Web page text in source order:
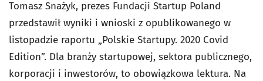
Tomasz Snażyk, prezes Fundacji Startup Poland
przedstawił wyniki i wnioski z opublikowanego w
listopadzie raportu „Polskie Startupy. 2020 Covid
Edition”. Dla branży startupowej, sektora publicznego,
korporacji i inwestorów, to obowiązkowa lektura. Na